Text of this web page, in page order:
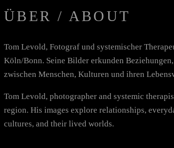
ÜBER / ABOUT
Tom Levold, Fotograf und systemischer
Köln/Bonn. Seine Bilder erkunden
zwischen Menschen, Kulturen und ihren
Tom Levold, photographer and systemic
region. His images explore relationships,
cultures, and their lived worlds.